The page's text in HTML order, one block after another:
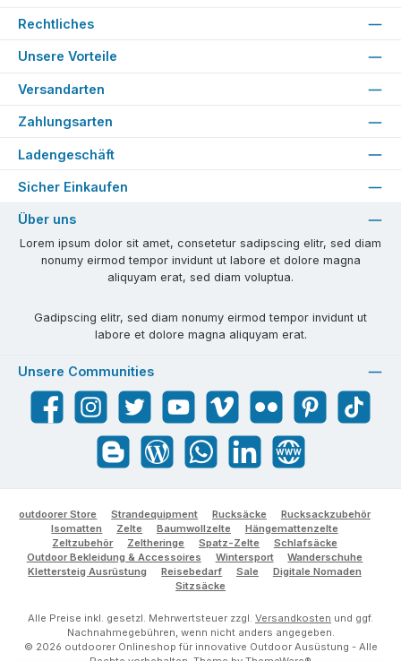
Rechtliches
Unsere Vorteile
Versandarten
Zahlungsarten
Ladengeschäft
Sicher Einkaufen
Über uns
Lorem ipsum dolor sit amet, consetetur sadipscing elitr, sed diam
nonumy eirmod tempor invidunt ut labore et dolore magna
aliquyam erat, sed diam voluptua.
Gadipscing elitr, sed diam nonumy eirmod tempor invidunt ut
labore et dolore magna aliquyam erat.
Unsere Communities
FacebookInstagram Twitter YouTube Vimeo Flickr Pinterest TikTok
Blogger Blog WhatsApp Website
outdoorer Store Strandequipment Rucksäcke
Rucksackzubehör
Isomatten
Zelte Baumwollzelte
Hängemattenzelte
Zeltzubehör
Zeltheringe Spatz-Zelte
Schlafsäcke
Outdoor Bekleidung & Accessoires
Wintersport
Wanderschuhe
Klettersteig Ausrüstung
Reisebedarf Sale
Digitale Nomaden
Sitzsäcke
Alle Preise inkl. gesetzl. Mehrwertsteuer zzgl. Versandkosten und ggf.
Nachnahmegebühren, wenn nicht anders angegeben.
© 2026 outdoorer Onlineshop für innovative Outdoor Ausüstung - Alle